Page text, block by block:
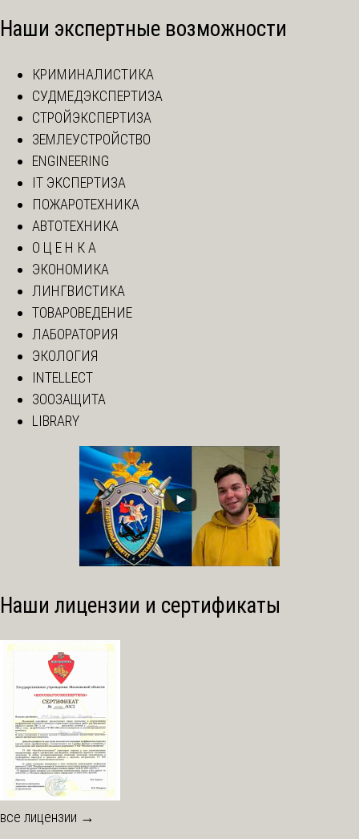
Наши экспертные возможности
КРИМИНАЛИСТИКА
СУДМЕДЭКСПЕРТИЗА
СТРОЙЭКСПЕРТИЗА
ЗЕМЛЕУСТРОЙСТВО
ENGINEERING
IT ЭКСПЕРТИЗА
ПОЖАРОТЕХНИКА
АВТОТЕХНИКА
О Ц Е Н К А
ЭКОНОМИКА
ЛИНГВИСТИКА
ТОВАРОВЕДЕНИЕ
ЛАБОРАТОРИЯ
ЭКОЛОГИЯ
INTELLECT
ЗООЗАЩИТА
LIBRARY
Наши лицензии и сертификаты
все лицензии →